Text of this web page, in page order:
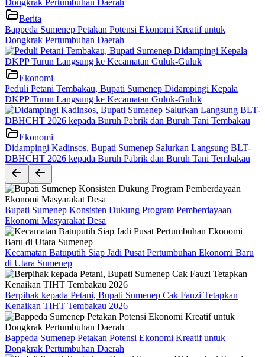
Berita
Bappeda Sumenep Petakan Potensi Ekonomi Kreatif untuk
Dongkrak Pertumbuhan Daerah
Ekonomi
Peduli Petani Tembakau, Bupati Sumenep Didampingi Kepala
DKPP Turun Langsung ke Kecamatan Guluk-Guluk
Ekonomi
Didampingi Kadinsos, Bupati Sumenep Salurkan Langsung BLT-
DBHCHT 2026 kepada Buruh Pabrik dan Buruh Tani Tembakau
Bupati Sumenep Konsisten Dukung Program Pemberdayaan
Ekonomi Masyarakat Desa
Kecamatan Batuputih Siap Jadi Pusat Pertumbuhan Ekonomi Baru
di Utara Sumenep
Berpihak kepada Petani, Bupati Sumenep Cak Fauzi Tetapkan
Kenaikan TIHT Tembakau 2026
Bappeda Sumenep Petakan Potensi Ekonomi Kreatif untuk
Dongkrak Pertumbuhan Daerah